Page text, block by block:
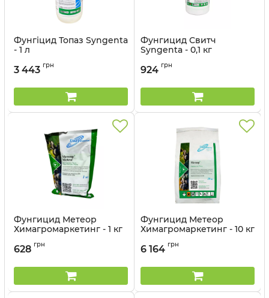
Фунгіцид Топаз Syngenta
- 1 л
3 443 грн
Фунгицид Свитч
Syngenta - 0,1 кг
924 грн
Фунгицид Метеор
Химагромаркетинг - 1 кг
628 грн
Фунгицид Метеор
Химагромаркетинг - 10 кг
6 164 грн